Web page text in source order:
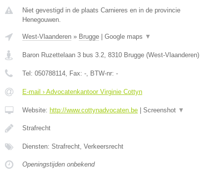
Niet gevestigd in de plaats Carnieres en in de provincie
Henegouwen.
West-Vlaanderen » Brugge Google maps ▼
Baron Ruzettelaan 3 bus 3.2, 8310 Brugge (West-Vlaanderen)
Tel: 050788114, Fax: -, BTW-nr: -
E-mail › Advocatenkantoor Virginie Cottyn
Website: http://www.cottynadvocaten.be Screenshot ▼
Strafrecht
Diensten: Strafrecht, Verkeersrecht
Openingstijden onbekend